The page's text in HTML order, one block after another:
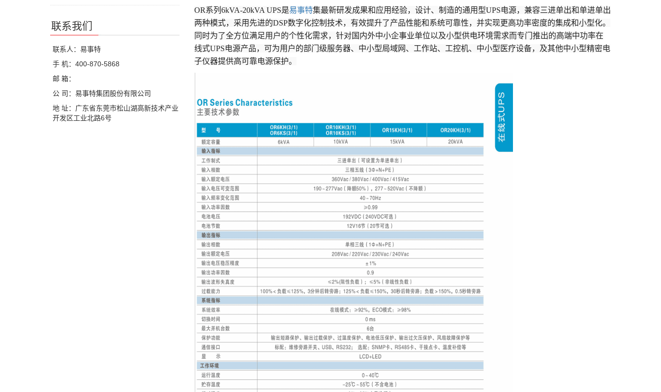
OR系列6kVA-20kVA UPS是易事特集最新研发成果和应用经验，设计、制造的通用型UPS电源，兼容三进单出和单进单出
两种模式，采用先进的DSP数字化控制技术，有效提升了产品性能和系统可靠性，并实现更高功率密度的集成和小型化。
同时为了全方位满足用户的个性化需求，针对国内外中小企事业单位以及小型供电环境需求而专门推出的高端中功率在
线式UPS电源产品，可为用户的部门级服务器、中小型局域网、工作站、工控机、中小型医疗设备，及其他中小型精密电
子仪器提供高可靠电源保护。
联系我们
联系人：易事特
手 机：400-870-5868
邮 箱：
公 司：易事特集团股份有限公司
地 址：广东省东莞市松山湖高新技术产业
开发区工业北路6号